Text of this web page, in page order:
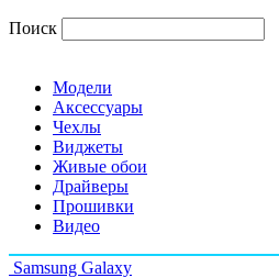
Поиск
Модели
Аксессуары
Чехлы
Виджеты
Живые обои
Драйверы
Прошивки
Видео
Samsung Galaxy